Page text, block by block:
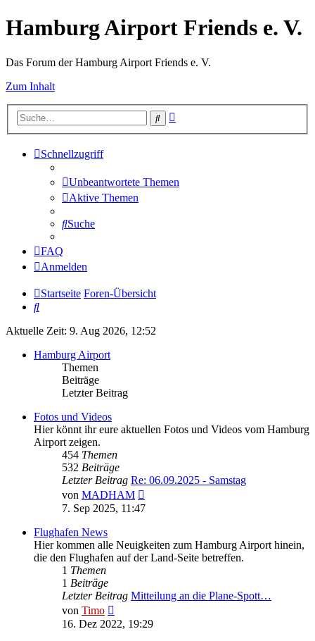
Hamburg Airport Friends e. V.
Das Forum der Hamburg Airport Friends e. V.
Zum Inhalt
Suche
Schnellzugriff
Unbeantwortete Themen
Aktive Themen
Suche
FAQ
Anmelden
Startseite Foren-Übersicht
Suche
Aktuelle Zeit: 9. Aug 2026, 12:52
Hamburg Airport
Themen
Beiträge
Letzter Beitrag
Fotos und Videos
Hier könnt ihr eure aktuellen Fotos und Videos vom Hamburg
Airport zeigen.
454 Themen
532 Beiträge
Letzter Beitrag Re: 06.09.2025 - Samstag
von MADHAM
Beitrag
7. Sep 2025, 11:47
Flughafen News
Hier kommen alle Neuigkeiten zum Hamburg Airport hinein,
die den Flughafen auf der Land-Seite betreffen.
1 Themen
1 Beiträge
Letzter Beitrag Mitteilung an die Plane-Spott…
von Timo
Beitrag
16. Dez 2022, 19:29